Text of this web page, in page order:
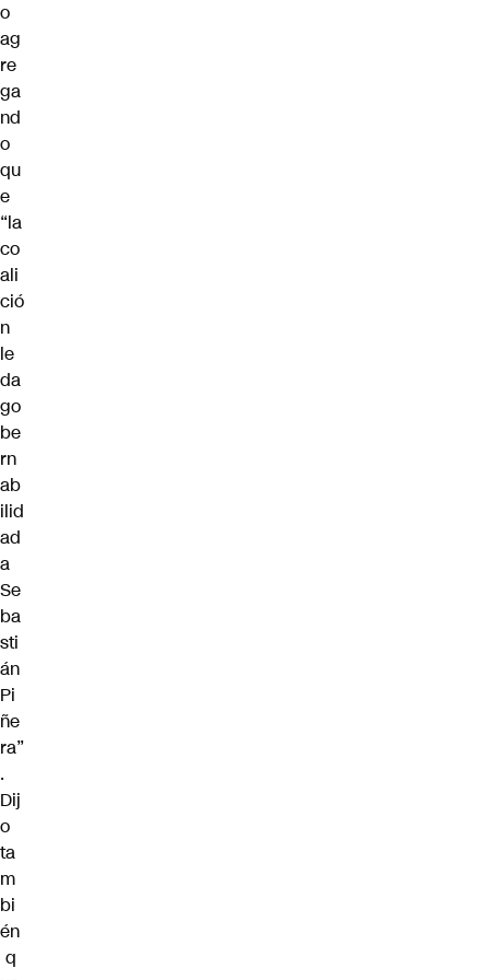
o
ag
re
ga
nd
o
qu
e
“la
co
ali
ció
n
le
da
go
be
rn
ab
ilid
ad
a
Se
ba
sti
án
Pi
ñe
ra”
.
Dij
o
ta
m
bi
én
q